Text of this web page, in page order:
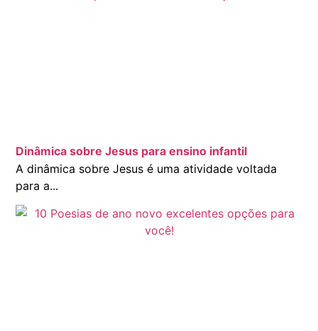
Dinâmica sobre Jesus para ensino infantil
A dinâmica sobre Jesus é uma atividade voltada
para a...